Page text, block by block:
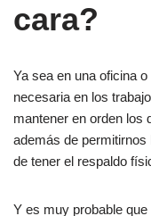
cara?
Ya sea en una oficina
necesaria en los
mantener en orden los
además de
de tener el respaldo
Y es muy probable